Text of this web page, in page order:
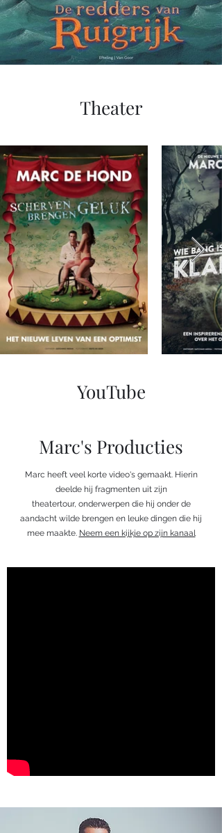
Theater
YouTube
Marc's Producties
Marc heeft veel korte video's gemaakt. Hierin
deelde hij fragmenten uit zijn
theatertour, onderwerpen die hij onder de
aandacht wilde brengen en leuke dingen die hij
mee maakte. Neem een kijkje op zijn kanaal